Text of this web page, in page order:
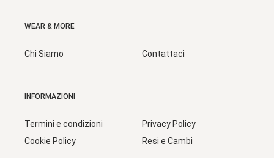
WEAR & MORE
Chi Siamo Contattaci
INFORMAZIONI
Termini e condizioni
Cookie Policy
Privacy Policy
Resi e Cambi